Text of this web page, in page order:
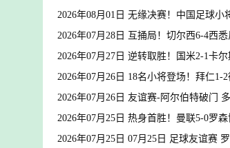
2026年08月01日 无缘决赛！中国足球
2026年07月28日 互捅局！切尔西6-4西
2026年07月27日 逆转取胜！国米2-1卡
2026年07月26日 18名小将登场！拜仁
2026年07月26日 友谊赛-阿尔伯特破门
2026年07月25日 热身首胜！曼联5-0罗
2026年07月25日 07月25日 足球友谊赛